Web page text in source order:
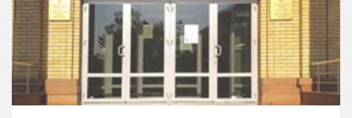
Смотреть детали